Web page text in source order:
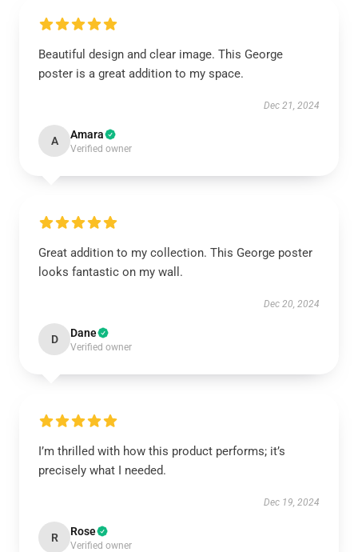
Beautiful design and clear image. This George
poster is a great addition to my space.
Dec 21, 2024
A Amara
Verified owner
Great addition to my collection. This George poster
looks fantastic on my wall.
Dec 20, 2024
D Dane
Verified owner
I’m thrilled with how this product performs; it’s
precisely what I needed.
Dec 19, 2024
R Rose
Verified owner